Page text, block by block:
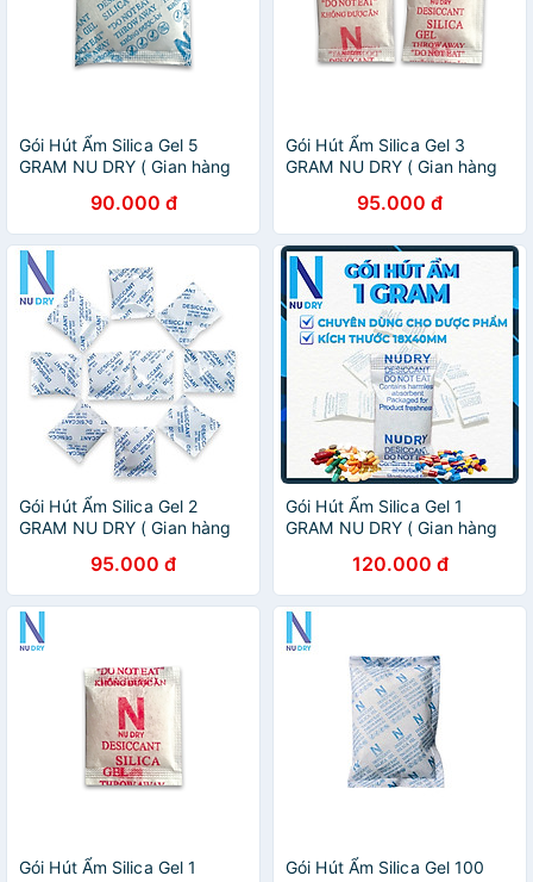
Gói Hút Ẩm Silica Gel 5
GRAM NU DRY ( Gian hàng
phẩm quần áo dày dép
đóng túi 1kg
90.000 đ
Gói Hút Ẩm Silica Gel 3
GRAM NU DRY ( Gian hàng
phẩm quần áo dày dép
đóng túi 1kg
95.000 đ
Gói Hút Ẩm Silica Gel 2
GRAM NU DRY ( Gian hàng
phẩm quần áo dày dép
đóng túi 1kg
95.000 đ
Gói Hút Ẩm Silica Gel 1
GRAM NU DRY ( Gian hàng
phẩm đóng túi 1kg
120.000 đ
Gói Hút Ẩm Silica Gel 1
Gói Hút Ẩm Silica Gel 100